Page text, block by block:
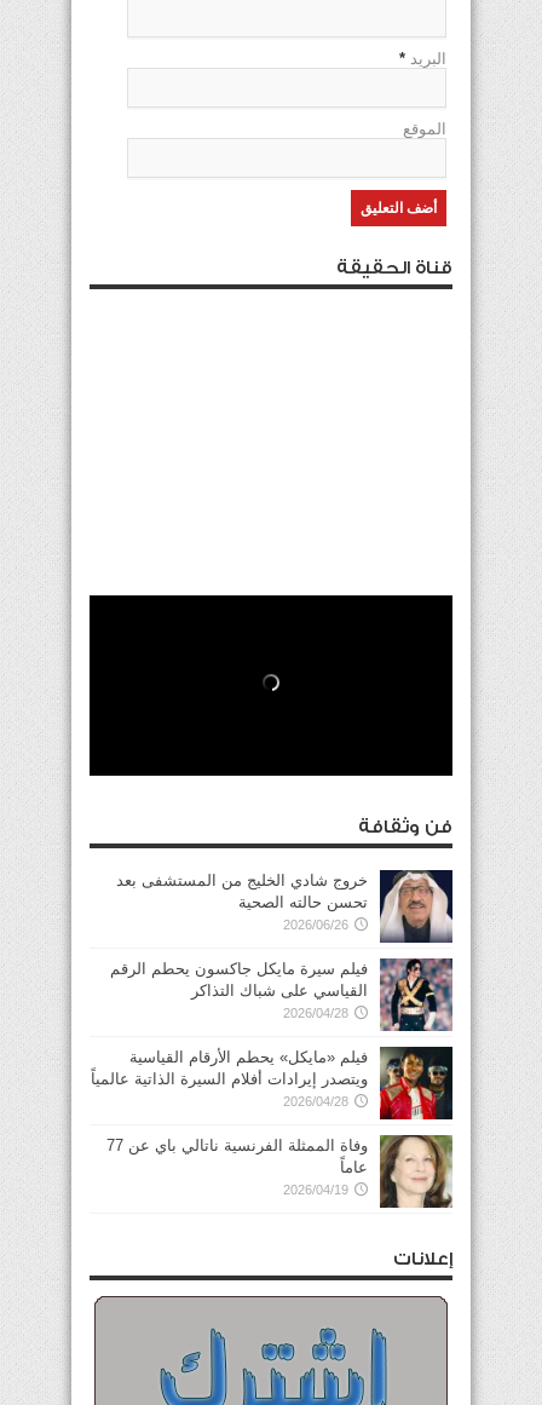
البريد *
الموقع
قناة الحقيقة
فن وثقافة
خروج شادي الخليج من المستشفى بعد
تحسن حالته الصحية
2026/06/26
فيلم سيرة مايكل جاكسون يحطم الرقم
القياسي على شباك التذاكر
2026/04/28
فيلم «مايكل» يحطم الأرقام القياسية
ويتصدر إيرادات أفلام السيرة الذاتية عالمياً
2026/04/28
وفاة الممثلة الفرنسية ناتالي باي عن 77
عاماً
2026/04/19
إعلانات